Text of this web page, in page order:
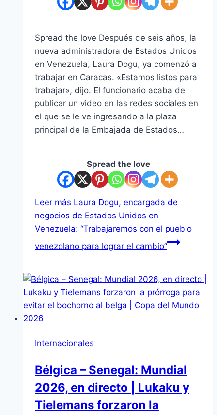
Spread the love Después de seis años, la
nueva administradora de Estados Unidos
en Venezuela, Laura Dogu, ya comenzó a
trabajar en Caracas. «Estamos listos para
trabajar», dijo. El funcionario acaba de
publicar un video en las redes sociales en
el que se le ve ingresando a la plaza
principal de la Embajada de Estados…
Spread the love
Leer más Laura Dogu, encargada de
negocios de Estados Unidos en
Venezuela: “Trabajaremos con el pueblo
venezolano para lograr el cambio”
Internacionales
Bélgica – Senegal: Mundial
2026, en directo | Lukaku y
Tielemans forzaron la